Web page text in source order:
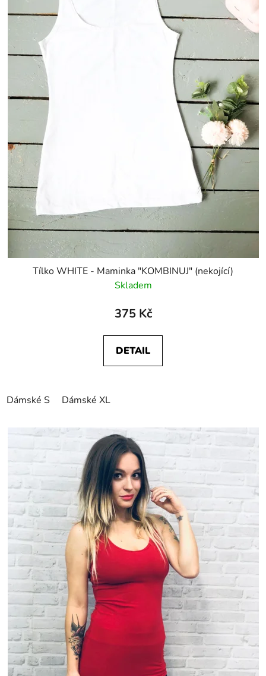
Tílko WHITE - Maminka "KOMBINUJ" (nekojící)
Skladem
375 Kč
DETAIL
Dámské S Dámské XL